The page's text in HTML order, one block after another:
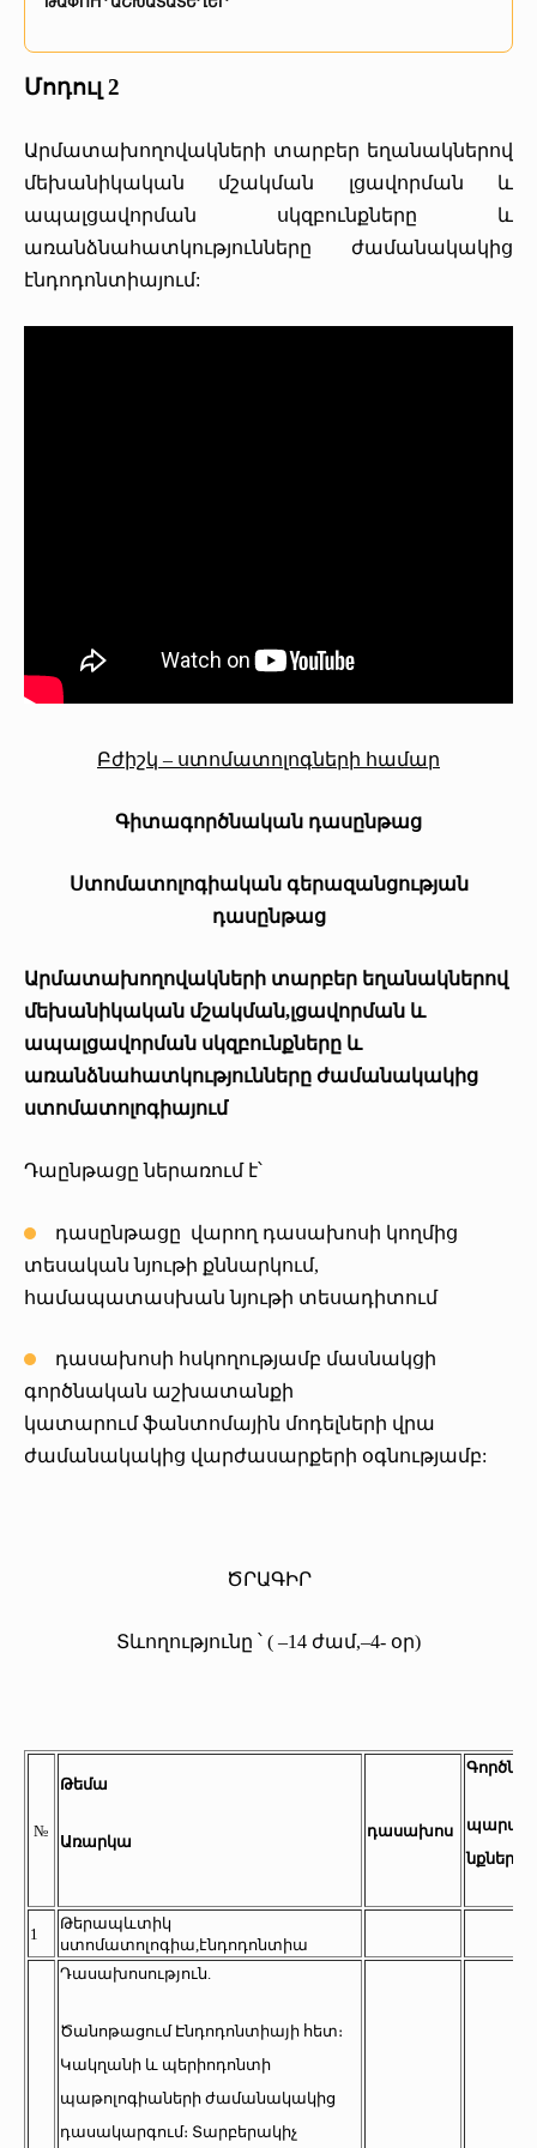
«Հերացի» վերլուծական
Մոդուլ 2
Արմատախողովակների տարբեր եղանակներով
մեխանիկական մշակման լցավորման և
ապալցավորման սկզբունքները և
առանձնահատկությունները ժամանակակից
էնդոդոնտիայում:
Բժիշկ – ստոմատոլոգների համար
Գիտագործնական դասընթաց
Ստոմատոլոգիական գերազանցության
դասընթաց
Արմատախողովակների տարբեր եղանակներով
մեխանիկական մշակման,լցավորման և
ապալցավորման սկզբունքները և
առանձնահատկությունները ժամանակակից
ստոմատոլոգիայում
Դաընթացը ներառում է՝
դասընթացը վարող դասախոսի կողմից
տեսական նյութի քննարկում,
համապատասխան նյութի տեսադիտում
դասախոսի հսկողությամբ մասնակցի
գործնական աշխատանքի
կատարում ֆանտոմային մոդելների վրա
ժամանակակից վարժասարքերի օգնությամբ:
ԾՐԱԳԻՐ
Տևողությունը ՝ ( –14 ժամ,–4- օր)
№
Թեմա
Առարկա
դասախոս
նքներ
1
Թերապևտիկ
ստոմատոլոգիա,էնդոդոնտիա
Դասախոսություն.
Ծանոթացում Էնդոդոնտիայի հետ։
Կակղանի և պերիոդոնտի
պաթոլոգիաների ժամանակակից
դասակարգում։ Տարբերակիչ